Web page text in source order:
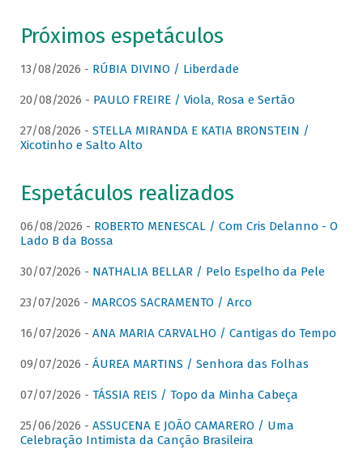
Próximos espetáculos
13/08/2026 - RÚBIA DIVINO / Liberdade
20/08/2026 - PAULO FREIRE / Viola, Rosa e Sertão
27/08/2026 - STELLA MIRANDA E KATIA BRONSTEIN /
Xicotinho e Salto Alto
Espetáculos realizados
06/08/2026 - ROBERTO MENESCAL / Com Cris Delanno - O
Lado B da Bossa
30/07/2026 - NATHALIA BELLAR / Pelo Espelho da Pele
23/07/2026 - MARCOS SACRAMENTO / Arco
16/07/2026 - ANA MARIA CARVALHO / Cantigas do Tempo
09/07/2026 - ÁUREA MARTINS / Senhora das Folhas
07/07/2026 - TÁSSIA REIS / Topo da Minha Cabeça
25/06/2026 - ASSUCENA E JOÃO CAMARERO / Uma
Celebração Intimista da Canção Brasileira